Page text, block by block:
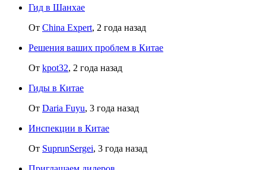
Гид в Шанхае
От China Expert, 2 года назад
Решения ваших проблем в Китае
От kpot32, 2 года назад
Гиды в Китае
От Daria Fuyu, 3 года назад
Инспекции в Китае
От SuprunSergei, 3 года назад